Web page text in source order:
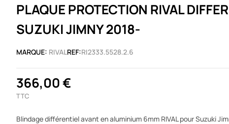
PLAQUE PROTECTION RIVAL
SUZUKI JIMNY 2018-
MARQUE: RIVALREF:RI2333.5528.2.6
366,00 €
TTC
Blindage différentiel avant en aluminium 6mm RIVAL pour Suzuki